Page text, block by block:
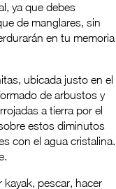
ya que debes
de manglares, sin
en tu memoria
ubicada justo en el
de arbustos y
a tierra por el
estos diminutos
con el agua cristalina.
pescar, hacer